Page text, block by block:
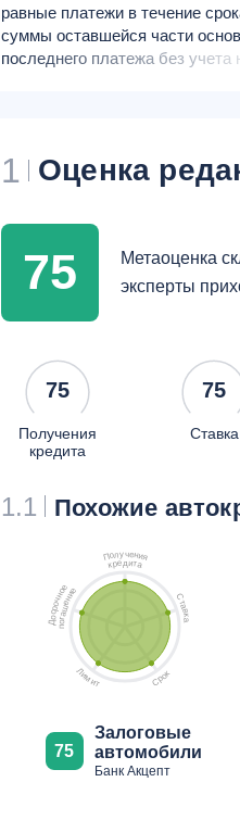
равные платежи в течение
суммы оставшейся части
последнего платежа без
1 Оценка
75
Метаоценка
эксперты
75
Получения
кредита
75
Ставка
1.1 Похожие
Получения
кредита
С
т
а
в
к
а
Сро
к
Лимит
Д
о
с
р
о
ч
но
е
п
о
г
а
ш
е
ни
е
75
Залоговые
автомобили
Банк Акцепт